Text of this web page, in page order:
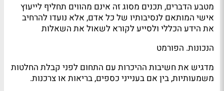
מטבע הדברים, תכנים מסוג זה אינם מהווים תחליף לייעוץ
אישי המותאם לנסיבותיו של כל אדם, אלא נועדו להרחיב
את הידע הכללי ולסייע לקורא לשאול את השאלות
הנכונות. הפורמט
מדגיש את חשיבות ההיכרות עם התחום לפני קבלת החלטות
משמעותיות, בין אם בענייני כספים, בריאות או צרכנות.